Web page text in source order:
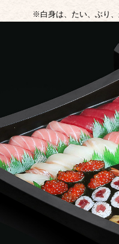
※白身は、たい、ぶり、